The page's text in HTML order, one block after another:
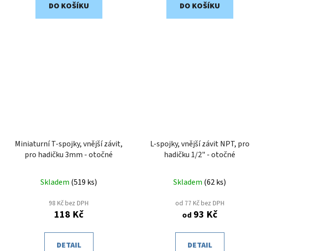
DO KOŠÍKU DO KOŠÍKU
Miniaturní T-spojky, vnější závit,
pro hadičku 3mm - otočné
Skladem (519 ks)
98 Kč bez DPH
118 Kč
DETAIL
L-spojky, vnější závit NPT, pro
hadičku 1/2" - otočné
Skladem (62 ks)
od 77 Kč bez DPH
od93 Kč
DETAIL